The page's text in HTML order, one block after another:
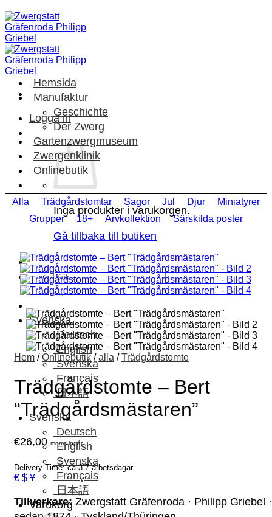
Skip
to
content
Logga in
Inga produkter i varukorgen.
Gå tillbaka till butiken
Sök
efter:
Svenska
Deutsch
English
Svenska
Français
日本語
Svenska
Deutsch
English
Svenska
Français
日本語
Varukorg
Hemsida
Manufaktur
Geschichte
Der Zwerg
Gartenzwergmuseum
Zwergenklinik
Onlinebutik
Alla Trädgårdstomtar Sagor Jul Djur
Miniatyrer
Grupper
18+ Arvkollektion Särskilda poster
Hem / Onlinebutik / alla / Trädgårdstomte
Trädgårdstomte – Bert
“Trädgårdsmästaren”
€26,00 moms ingår.
Delivery Time: ca 3-7 arbetsdagar
€ $ ¥
Tillverkare: Zwergstatt Gräfenroda · Philipp Griebel ·